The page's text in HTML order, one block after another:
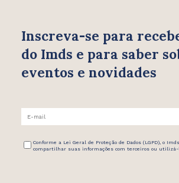
Inscreva-se para
do Imds e para saber
eventos e novidades
Conforme a Lei Geral de Proteção de Dados (LGPD), o
compartilhar suas informações com terceiros ou utilizá-